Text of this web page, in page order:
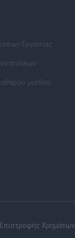
Εργασίας
μισθού
Επιστροφής Χρημάτων